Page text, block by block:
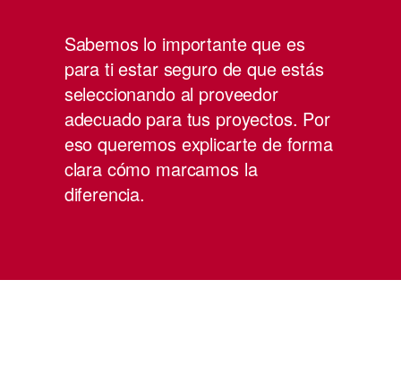
Sabemos lo importante que es
para ti estar seguro de que estás
seleccionando al proveedor
adecuado para tus proyectos. Por
eso queremos explicarte de forma
clara cómo marcamos la
diferencia.